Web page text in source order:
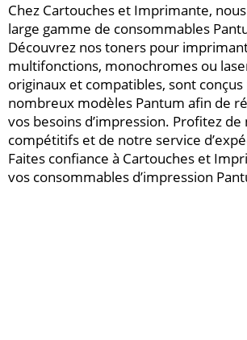
Chez Cartouches et Imprimante,
large gamme de consommables
Découvrez nos toners pour
multifonctions, monochromes ou
originaux et compatibles, sont
nombreux modèles Pantum afin de
vos besoins d’impression. Profitez de
compétitifs et de notre service
Faites confiance à Cartouches et
vos consommables d’impression